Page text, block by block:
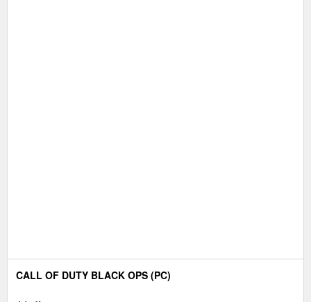
CALL OF DUTY BLACK OPS (PC)